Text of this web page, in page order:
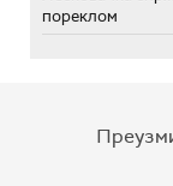
пореклом